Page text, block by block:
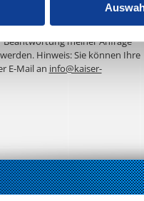
genommen. Ich stimme
Beantwortung meiner Anfrage
Hinweis: Sie können Ihre
E-Mail an info@kaiser-